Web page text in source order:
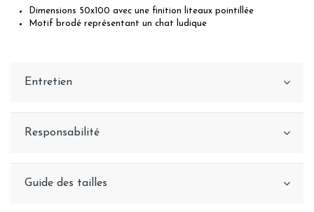
Dimensions 50x100 avec une finition liteaux pointillée
Motif brodé représentant un chat ludique
Entretien
Responsabilité
Guide des tailles